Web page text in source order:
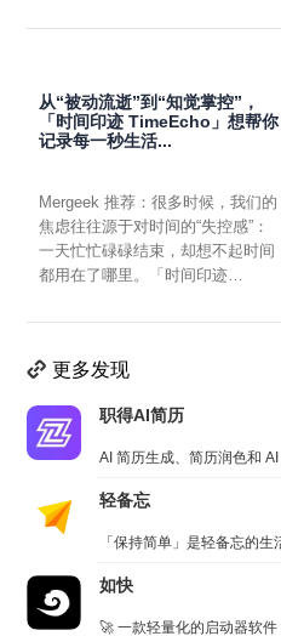
从“被动流逝”到“知觉掌控”，
「时间印迹 TimeEcho」想帮你
记录每一秒生活...
Mergeek 推荐：很多时候，我们的
焦虑往往源于对时间的“失控感”：
一天忙忙碌碌结束，却想不起时间
都用在了哪里。「时间印迹
更多发现
职得AI简历
轻备忘
如快